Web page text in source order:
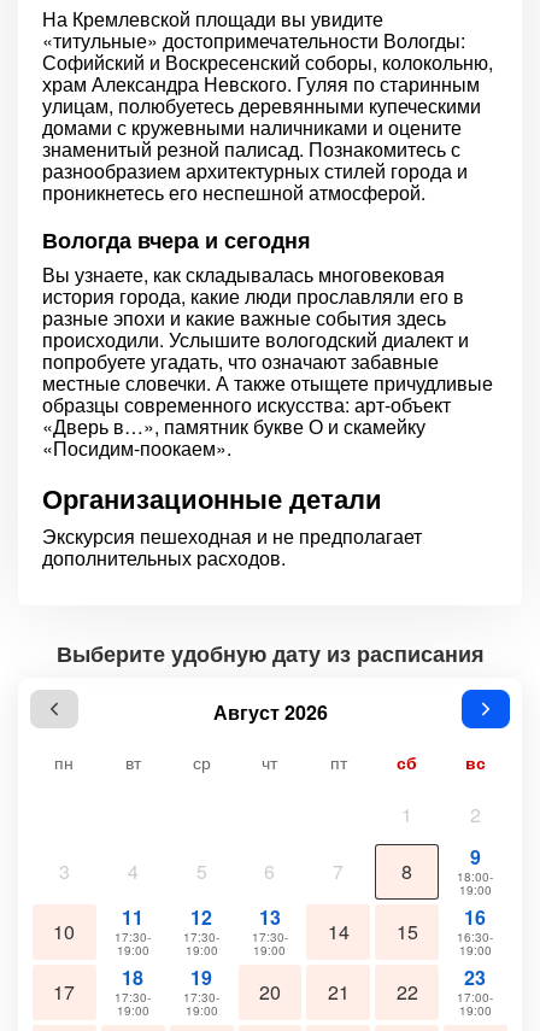
На Кремлевской площади вы увидите
«титульные» достопримечательности Вологды:
Софийский и Воскресенский соборы, колокольню,
храм Александра Невского. Гуляя по старинным
улицам, полюбуетесь деревянными купеческими
домами с кружевными наличниками и оцените
знаменитый резной палисад. Познакомитесь с
разнообразием архитектурных стилей города и
проникнетесь его неспешной атмосферой.
Вологда вчера и сегодня
Вы узнаете, как складывалась многовековая
история города, какие люди прославляли его в
разные эпохи и какие важные события здесь
происходили. Услышите вологодский диалект и
попробуете угадать, что означают забавные
местные словечки. А также отыщете причудливые
образцы современного искусства: арт-объект
«Дверь в…», памятник букве О и скамейку
«Посидим-поокаем».
Организационные детали
Экскурсия пешеходная и не предполагает
дополнительных расходов.
Выберите удобную дату из расписания
Август 2026
пн вт ср чт пт сб вс
1 2
3 4 5 6 7 8
9
18:00-
19:00
10
11
17:30-
19:00
12
17:30-
19:00
13
17:30-
19:00
14 15
16
16:30-
19:00
17
18
17:30-
19:00
19
17:30-
19:00
20 21 22
23
17:00-
19:00